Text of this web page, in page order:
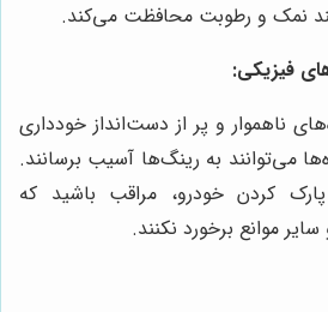
نمک و رطوبت محافظت می‌کند.
فیزیکی:
ناهموار و پر از دست‌انداز خودداری
می‌توانند به رینگ‌ها آسیب برسانند.
کردن خودرو، مراقب باشید که
موانع برخورد نکنند.